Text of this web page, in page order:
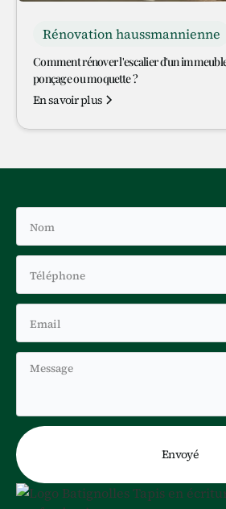
Rénovation haussmannienne
Comment rénover l'escalier d'un
ponçage ou moquette ?
En savoir plus